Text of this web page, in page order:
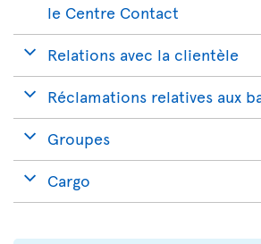
le Centre Contact
Relations avec la clientèle
Réclamations relatives aux
Groupes
Cargo